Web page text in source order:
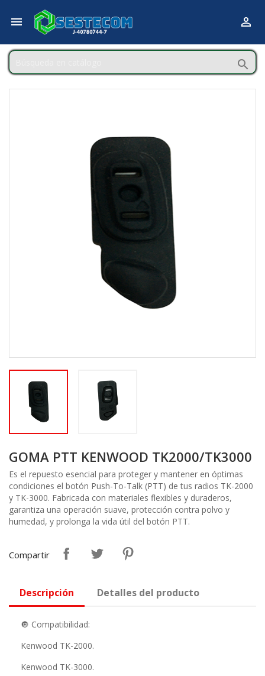
 

GOMA PTT KENWOOD TK2000/TK3000
Es el repuesto esencial para proteger y mantener en óptimas
condiciones el botón Push-To-Talk (PTT) de tus radios TK-2000
y TK-3000. Fabricada con materiales flexibles y duraderos,
garantiza una operación suave, protección contra polvo y
humedad, y prolonga la vida útil del botón PTT.
Compartir
Descripción Detalles del producto
🔘 Compatibilidad:
Kenwood TK-2000.
Kenwood TK-3000.